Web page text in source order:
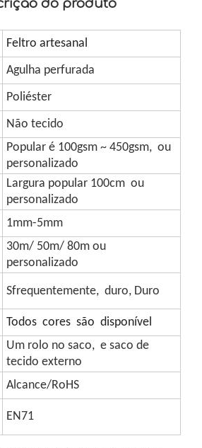
do produto
Feltro artesanal
Agulha perfurada
Poliéster
Não tecido
Popular é 100gsm ~ 450gsm, ou
personalizado
Largura popular 100cm ou
personalizado
1mm-5mm
30m/ 50m/ 80m ou
personalizado
Sfrequentemente, duro, Duro
Todos cores são disponível
Um rolo no saco, e saco de
tecido externo
Alcance/RoHS
EN71